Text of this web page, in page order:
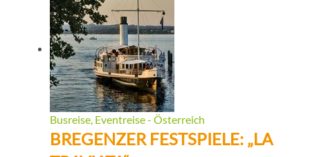
Busreise, Eventreise - Österreich
BREGENZER FESTSPIELE: „LA